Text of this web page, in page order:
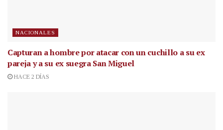
NACIONALES
Capturan a hombre por atacar con un cuchillo a su ex
pareja y a su ex suegra San Miguel
HACE 2 DÍAS